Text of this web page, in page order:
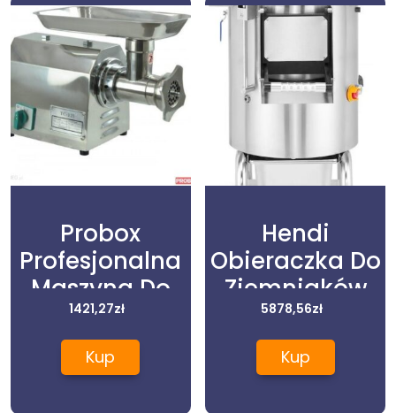
Probox
Profesjonalna
Maszyna Do
Mielenia Mięsa
Wilk 120 Kg/H
1421,27zł
Kup
Hendi
Obieraczka Do
Ziemniaków
5kg Kitchen
Line (229200)
5878,56zł
Kup